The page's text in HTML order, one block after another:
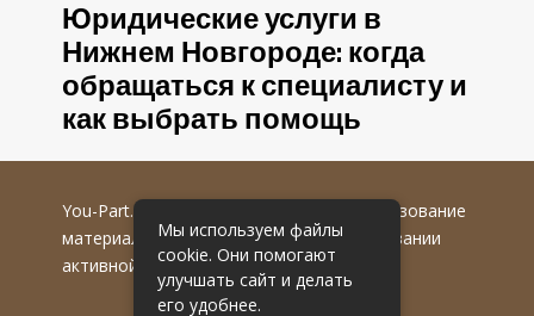
Юридические услуги в
Нижнем Новгороде: когда
обращаться к специалисту и
как выбрать помощь
You-Part.ru
© 2016-2022 гг. Любое использование
материалов допускается только при указании
активной гиперссылки на первоисточник.
Мы используем файлы
cookie. Они помогают
улучшать сайт и делать
его удобнее.